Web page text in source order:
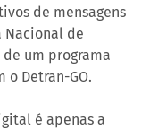
de mensagens
Nacional de
um programa
o Detran-GO.
é apenas a